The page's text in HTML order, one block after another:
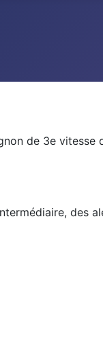
de 3e vitesse
des